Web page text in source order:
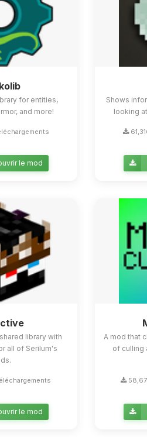
for entities,
and more!
le mod
Shows
looking
library with
all of Serilum's
le mod
A mod that
of culling